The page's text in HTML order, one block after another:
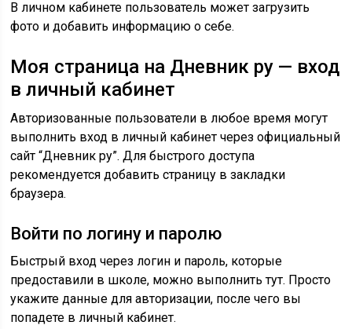
В личном кабинете пользователь может загрузить
фото и добавить информацию о себе.
Моя страница на Дневник ру — вход
в личный кабинет
Авторизованные пользователи в любое время могут
выполнить вход в личный кабинет через официальный
сайт “Дневник ру”. Для быстрого доступа
рекомендуется добавить страницу в закладки
браузера.
Войти по логину и паролю
Быстрый вход через логин и пароль, которые
предоставили в школе, можно выполнить тут. Просто
укажите данные для авторизации, после чего вы
попадете в личный кабинет.